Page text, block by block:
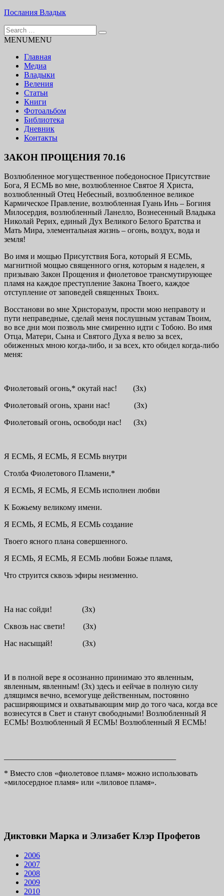
Skip
content
Послания Владык
Основу сайта представляют Послания, или Диктовки,
Search
for:
MENUMENU
Главная
Медиа
Владыки
Веления
Статьи
Книги
Фотоальбом
Библиотека
Дневник
Контакты
ЗАКОН ПРОЩЕНИЯ 70.16
Возлюбленное могущественное победоносное Присутствие
Бога, Я ЕСМЬ во мне, возлюбленное Святое Я Христа,
возлюбленный Отец Небесный, возлюбленное великое
Кармическое Правление, возлюбленная Гуань Инь – Богиня
Милосердия, возлюбленный Ланелло, Вознесенный Владыка
Николай Рерих, единый Дух Великого Белого Братства и
Мать Мира, элементальная жизнь – огонь, воздух, вода и
земля!
Во имя и мощью Присутствия Бога, который Я ЕСМЬ,
магнитной мощью священного огня, которым я наделен, я
призываю Закон Прощения и фиолетовое трансмутирующее
пламя на каждое преступление Закона Твоего, каждое
отступление от заповедей священных Твоих.
Восстанови во мне Христоразум, прости мою неправоту и
пути неправедные, сделай меня послушным уставам Твоим,
во все дни мои позволь мне смиренно идти с Тобою. Во имя
Отца, Матери, Сына и Святого Духа я велю за всех,
обиженных мною когда-либо, и за всех, кто обидел когда-либо
меня:
Фиолетовый огонь,* окутай нас! (Зх)
Фиолетовый огонь, храни нас! (Зх)
Фиолетовый огонь, освободи нас! (Зх)
Я ЕСМЬ, Я ЕСМЬ, Я ЕСМЬ внутри
Столба Фиолетового Пламени,*
Я ЕСМЬ, Я ЕСМЬ, Я ЕСМЬ исполнен любви
К Божьему великому имени.
Я ЕСМЬ, Я ЕСМЬ, Я ЕСМЬ создание
Твоего ясного плана совершенного.
Я ЕСМЬ, Я ЕСМЬ, Я ЕСМЬ любви Божье пламя,
Что струится сквозь эфиры неизменно.
На нас сойди! (Зх)
Сквозь нас свети! (Зх)
Нас насыщай! (Зх)
И в полной вере я осознанно принимаю это явленным,
явленным, явленным! (Зх) здесь и еейчае в полную силу
длящимся вечно, всемогуще действенным, постоянно
расширяющимся и охватывающим мир до того часа, когда все
вознесутся в Свет и станут свободными! Возлюбленный Я
ЕСМЬ! Возлюбленный Я ЕСМЬ! Возлюбленный Я ЕСМЬ!
* Вместо слов «фиолетовое пламя» можно использовать
«милосердное пламя» или «лиловое пламя».
Диктовки Марка и Элизабет Клэр Профетов
2006
2007
2008
2009
2010